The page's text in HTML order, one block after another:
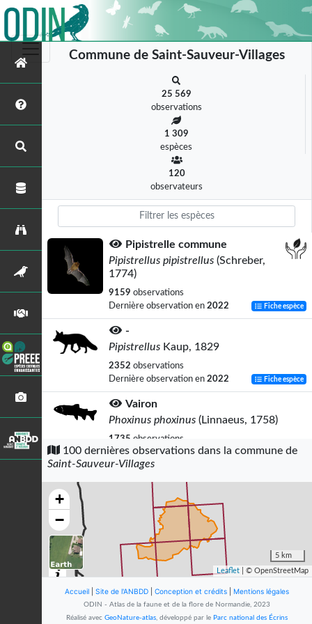
Commune de Saint-Sauveur-Villages
25 569
observations
1 309
espèces
120
observateurs
Pipistrelle commune
Pipistrellus pipistrellus (Schreber,
1774)
9159 observations
Dernière observation en 2022 Fiche espèce
-
Pipistrellus Kaup, 1829
2352 observations
Dernière observation en 2022 Fiche espèce
Vairon
Phoxinus phoxinus (Linnaeus, 1758)
1735 observations
Dernière observation en2020 Fiche espèce
Kaup, 1829
observations
Dernière observation en 2022
Truite de mer
Salmo trutta
Linnaeus, 1758
Dernière observation en
100 dernières observations dans la commune de
Saint-Sauveur-Villages
+
−
5 km
Leaflet | © OpenStreetMap
Accueil Site de l'ANBDD Conception et crédits Mentions légales
ODIN - Atlas de la faune et de la flore de Normandie, 2023
Réalisé avec GeoNature-atlas, développé par le Parc national des Écrins